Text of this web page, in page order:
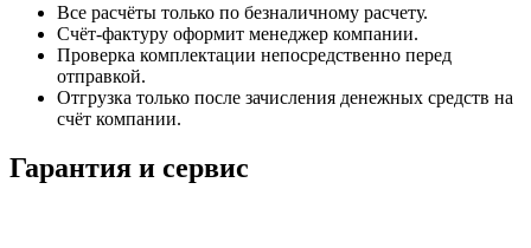
Все расчёты только по безналичному расчету.
Счёт-фактуру оформит менеджер компании.
Проверка комплектации непосредственно перед
отправкой.
Отгрузка только после зачисления денежных средств на
счёт компании.
Гарантия и сервис